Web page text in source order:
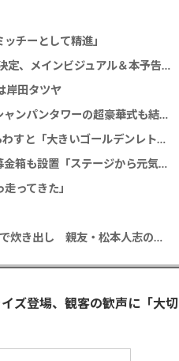
チーとして精進」
尾上松也「八つ墓村」 主題歌はB’z松本孝弘率いるTMGの「DOOM」に決定、メインビジュアル＆本予告編も解禁
岸田タツヤ
元TBS 山本里菜アナ 「感覚がわからない」離婚コメントに疑問の声… シャンパンタワーの超豪華式も結婚生活は4年半で終止符
M!LK 曽野舜太 「仮面ライダーゼッツ」初共演の今井竜太郎を一言であらわすと「大きいゴールデンレトリバー
堂本光一＆井上芳雄 帝劇の名曲を歌うアリーナツアー開幕、熊本地震の募金箱も設置「ステージから元気を届けられる形になれば」
ってきた」
中居正広氏 「ひそかに被災地支援」か？ 2016年の熊本地震直後には現地で炊き出し 親友・松本人志の闘病に心を痛め、頻繁に連絡も
ズ登場、観客の歓声に「大切